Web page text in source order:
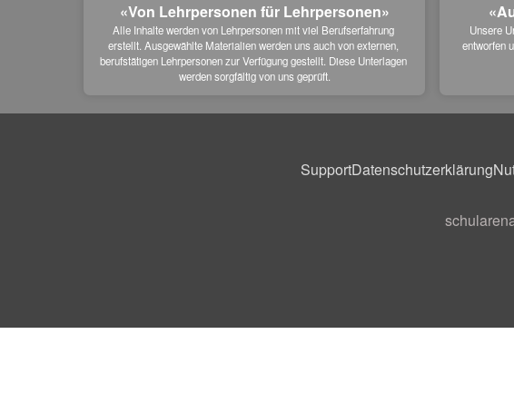
«Von Lehrpersonen für Lehrpersonen»
Alle Inhalte werden von Lehrpersonen mit viel Berufserfahrung
erstellt. Ausgewählte Materialien werden uns auch von externen,
berufstätigen Lehrpersonen zur Verfügung gestellt. Diese Unterlagen
werden sorgfältig von uns geprüft.
Unsere
entworfen
SupportDatenschutzerklärung